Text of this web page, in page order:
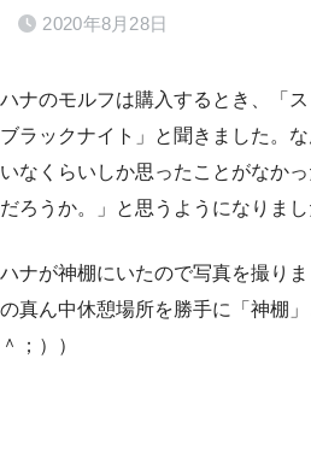
2020年8月28日
ハナのモルフは購入するとき、「
ブラックナイト」と聞きました。
いなくらいしか思ったことがなか
だろうか。」と思うようになりまし
ハナが神棚にいたので写真を撮り
の真ん中休憩場所を勝手に「神棚
＾；））